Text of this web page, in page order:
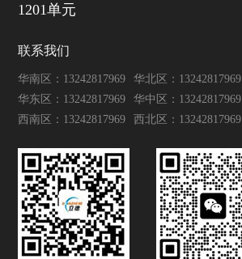
1201单元
联系我们
华南区：13242817969
华北区：13242817969
华东区：13242817969
华中区：13242817969
西南区：13242817969
西北区：13242817969